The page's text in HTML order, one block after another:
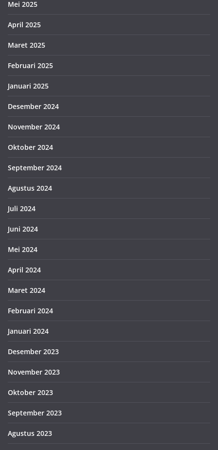
Mei 2025
April 2025
Maret 2025
Februari 2025
Januari 2025
Desember 2024
November 2024
Oktober 2024
September 2024
Agustus 2024
Juli 2024
Juni 2024
Mei 2024
April 2024
Maret 2024
Februari 2024
Januari 2024
Desember 2023
November 2023
Oktober 2023
September 2023
Agustus 2023